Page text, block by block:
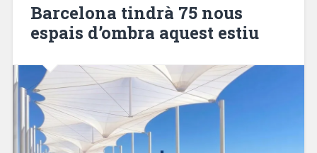
Barcelona tindrà 75 nous
espais d’ombra aquest estiu